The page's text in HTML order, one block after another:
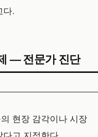
다.
— 전문가 진단
현장 감각이나 시장